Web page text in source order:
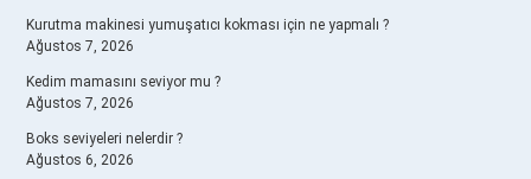
Kurutma makinesi yumuşatıcı kokması için ne yapmalı ?
Ağustos 7, 2026
Kedim mamasını seviyor mu ?
Ağustos 7, 2026
Boks seviyeleri nelerdir ?
Ağustos 6, 2026